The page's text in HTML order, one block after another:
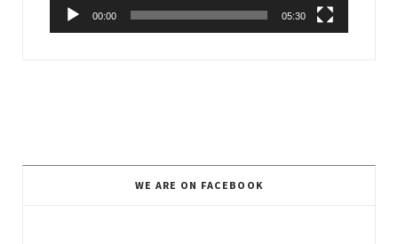
00:00 05:30
WE ARE ON FACEBOOK